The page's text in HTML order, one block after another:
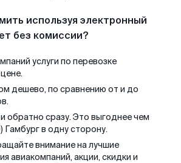
используя электронный
без комиссии?
услуги по перевозке
дешево, по сравнению от и до
обратно сразу. Это выгоднее чем
Гамбург в одну сторону.
внимание на лучшие
авиакомпаний, акции, скидки и